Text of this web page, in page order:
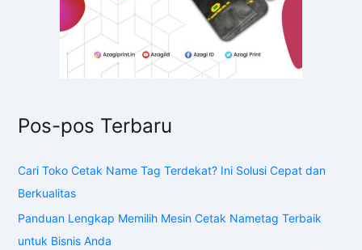
Pos-pos Terbaru
Cari Toko Cetak Name Tag Terdekat? Ini Solusi Cepat dan
Berkualitas
Panduan Lengkap Memilih Mesin Cetak Nametag Terbaik
untuk Bisnis Anda